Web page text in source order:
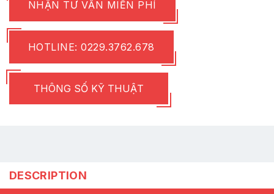
NHẬN TƯ VẤN MIỄN PHÍ
HOTLINE: 0229.3762.678
THÔNG SỐ KỸ THUẬT
DESCRIPTION